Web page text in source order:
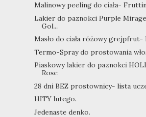
Malinowy peeling do ciała-
Lakier do paznokci Purple
Gol...
Masło do ciała różowy grejpfrut-
Termo-Spray do prostowania
Piaskowy lakier do paznokci
Rose
28 dni BEZ prostownicy- lista
HITY lutego.
Jedenaste denko.